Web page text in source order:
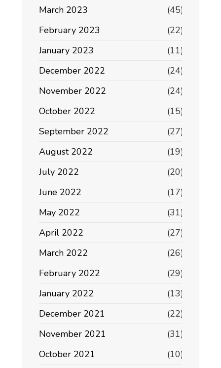
March 2023
(45)
February 2023
(22)
January 2023
(11)
December 2022
(24)
November 2022
(24)
October 2022
(15)
September 2022
(27)
August 2022
(19)
July 2022
(20)
June 2022
(17)
May 2022
(31)
April 2022
(27)
March 2022
(26)
February 2022
(29)
January 2022
(13)
December 2021
(22)
November 2021
(31)
October 2021
(10)